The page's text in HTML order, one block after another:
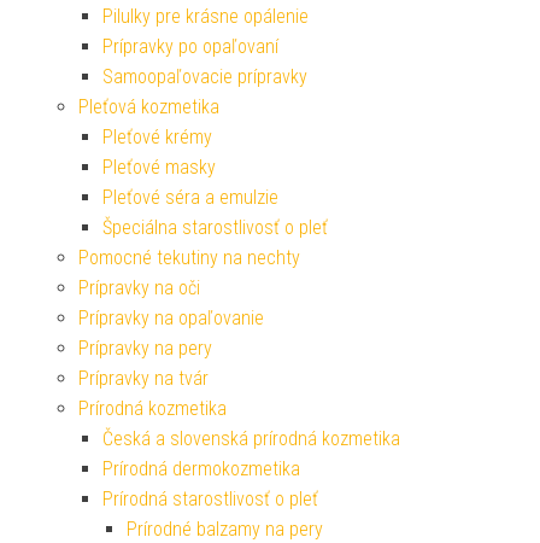
Pilulky pre krásne opálenie
Prípravky po opaľovaní
Samoopaľovacie prípravky
Pleťová kozmetika
Pleťové krémy
Pleťové masky
Pleťové séra a emulzie
Špeciálna starostlivosť o pleť
Pomocné tekutiny na nechty
Prípravky na oči
Prípravky na opaľovanie
Prípravky na pery
Prípravky na tvár
Prírodná kozmetika
Česká a slovenská prírodná kozmetika
Prírodná dermokozmetika
Prírodná starostlivosť o pleť
Prírodné balzamy na pery